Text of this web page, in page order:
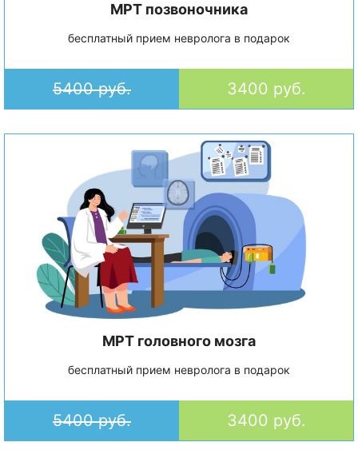
МРТ позвоночника
бесплатный прием невролога в подарок
5400 руб. 3400 руб.
МРТ головного мозга
бесплатный прием невролога в подарок
5400 руб. 3400 руб.